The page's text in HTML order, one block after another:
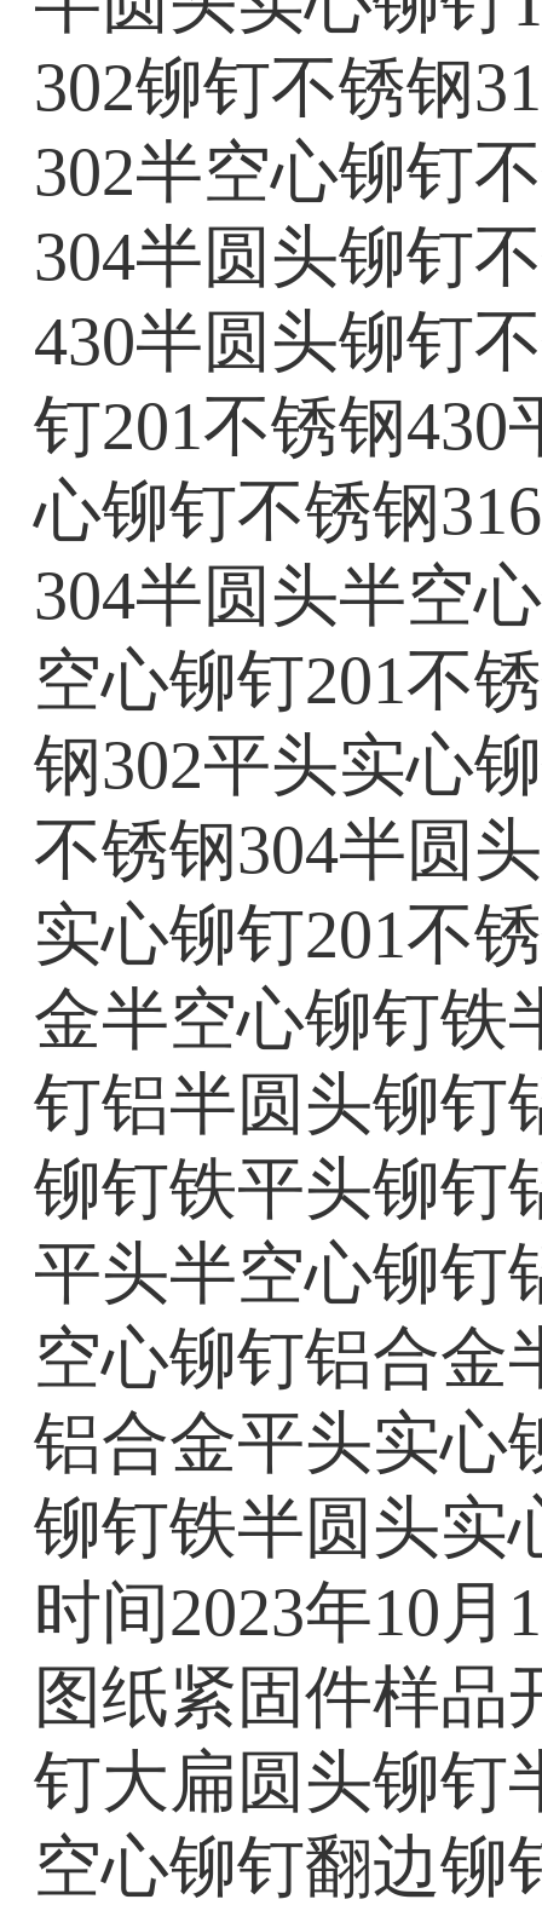
302铆钉不锈钢
302半空心铆钉
304半圆头铆钉
430半圆头铆钉
钉201不锈钢
心铆钉不锈钢
304半圆头半空
空心铆钉201不
钢302平头实心
不锈钢304半圆
实心铆钉201不
金半空心铆钉铁
钉铝半圆头铆钉
铆钉铁平头铆钉
平头半空心铆钉
空心铆钉铝合金
铝合金平头实心
铆钉铁半圆头实
时间2023年10
图纸紧固件样品
钉大扁圆头铆钉
空心铆钉翻边铆